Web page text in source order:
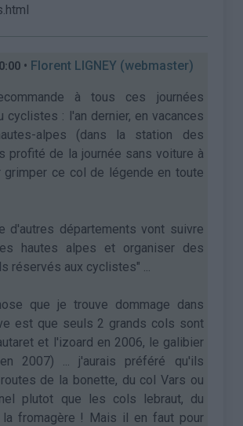
• Florent LIGNEY (webmaster)
à tous ces journées
cyclistes : l'an dernier, en vacances
alpes (dans la station des
profité de la journée sans voiture à
grimper ce col de légende en toute
d'autres départements vont suivre
hautes alpes et organiser des
réservés aux cyclistes" ...
que je trouve dommage dans
est que seuls 2 grands cols sont
et l'izoard en 2006, le galibier
2007) ... j'aurais préféré qu'ils
de la bonette, du col Vars ou
plutot que les cols lebraut, du
fromagère ! Mais il en faut pour